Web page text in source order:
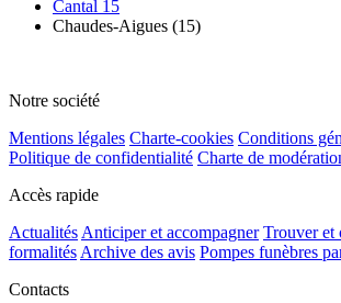
Cantal 15
Chaudes-Aigues (15)
Notre société
Mentions légales Charte-cookies Conditions
Politique de confidentialité Charte de
Accès rapide
Actualités Anticiper et accompagner Trouver et
formalités Archive des avis Pompes funèbres
Contacts